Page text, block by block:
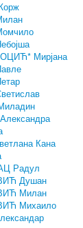
Мирјана
Кана
Радул
Душан
Милан
Михаило